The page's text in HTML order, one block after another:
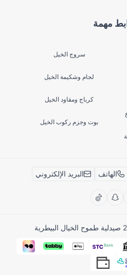
مهمة
سروج الخيل
لجام وشكيمة الخيل
كرباج ومقاود الخيل
بوت وجزم ركوب الخيل
الهاتف البريد الإلكتروني
صيدلية طموح الخيال البيطرية